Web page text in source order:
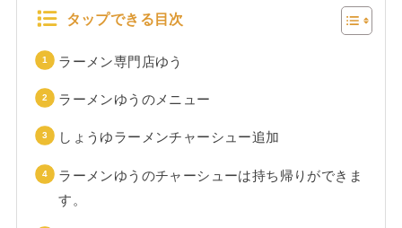
タップできる目次
ラーメン専門店ゆう
ラーメンゆうのメニュー
しょうゆラーメンチャーシュー追加
ラーメンゆうのチャーシューは持ち帰りができま
す。